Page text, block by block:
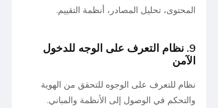
المحتوى، تحليل المصادر، أنظمة التقييم.
9. نظام التعرف على الوجه للدخول
الآمن
نظام للتعرف على الوجوه للتحقق من الهوية
والتحكم في الوصول إلى الأنظمة والمباني.